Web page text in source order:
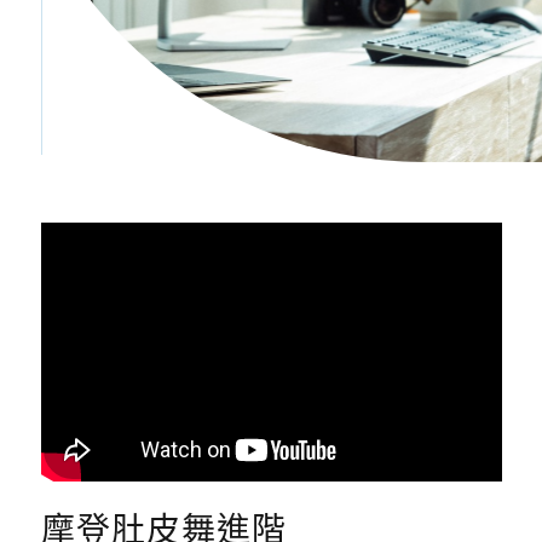
摩登肚皮舞進階